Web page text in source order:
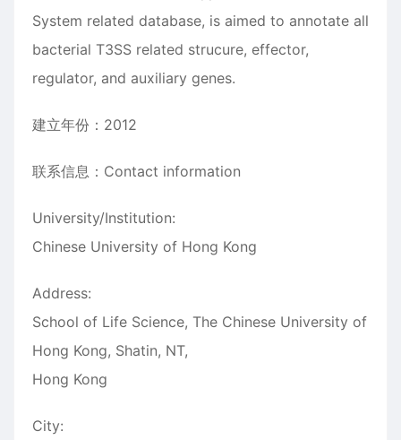
System related database, is aimed to annotate all
bacterial T3SS related strucure, effector,
regulator, and auxiliary genes.
建立年份：2012
联系信息：Contact information
University/Institution:
Chinese University of Hong Kong
Address:
School of Life Science, The Chinese University of
Hong Kong, Shatin, NT,
Hong Kong
City: